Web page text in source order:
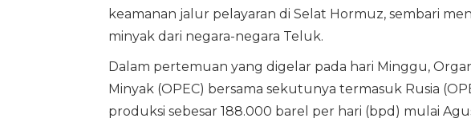
keamanan jalur pelayaran di Selat Hormuz, sembari
minyak dari negara-negara Teluk.
Dalam pertemuan yang digelar pada hari Minggu,
Minyak (OPEC) bersama sekutunya termasuk Rusia
produksi sebesar 188.000 barel per hari (bpd) mulai